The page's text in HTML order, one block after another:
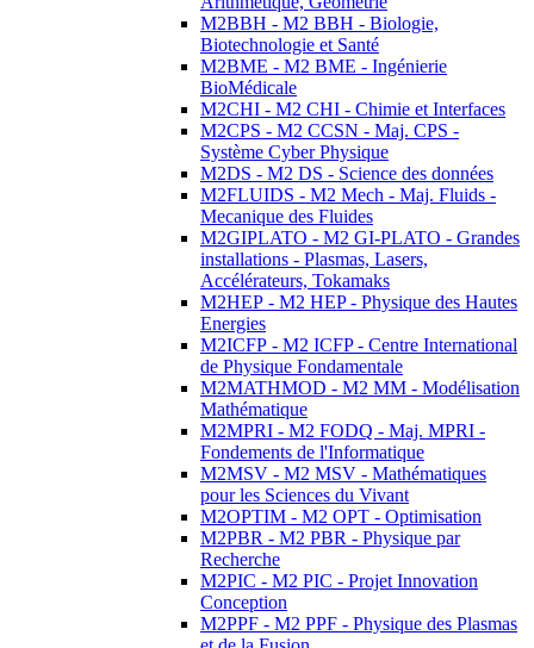
M2BBH - M2 BBH - Biologie,
Biotechnologie et Santé
M2BME - M2 BME - Ingénierie
BioMédicale
M2CHI - M2 CHI - Chimie et Interfaces
M2CPS - M2 CCSN - Maj. CPS -
Système Cyber Physique
M2DS - M2 DS - Science des données
M2FLUIDS - M2 Mech - Maj. Fluids -
Mecanique des Fluides
M2GIPLATO - M2 GI-PLATO - Grandes
installations - Plasmas, Lasers,
Accélérateurs, Tokamaks
M2HEP - M2 HEP - Physique des Hautes
Energies
M2ICFP - M2 ICFP - Centre International
de Physique Fondamentale
M2MATHMOD - M2 MM - Modélisation
Mathématique
M2MPRI - M2 FODQ - Maj. MPRI -
Fondements de l'Informatique
M2MSV - M2 MSV - Mathématiques
pour les Sciences du Vivant
M2OPTIM - M2 OPT - Optimisation
M2PBR - M2 PBR - Physique par
Recherche
M2PIC - M2 PIC - Projet Innovation
Conception
M2PPF - M2 PPF - Physique des Plasmas